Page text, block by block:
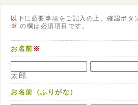
以下に必要事項をご記入の上、確認ボタ
※ の欄は必須項目です。
お名前 ※
太郎
お名前（ふりがな）